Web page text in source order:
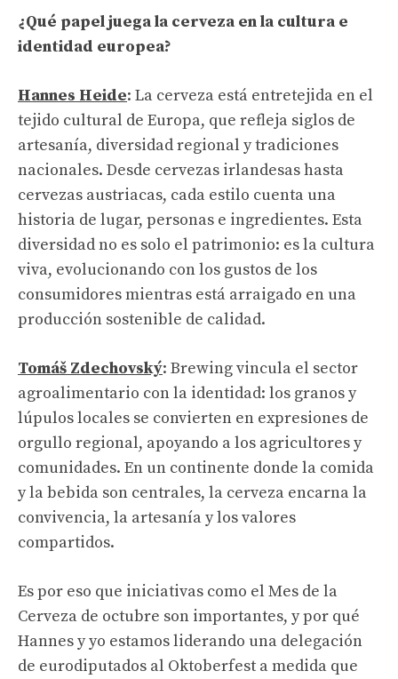
¿Qué papel juega la cerveza en la cultura e
identidad europea?
Hannes Heide: La cerveza está entretejida en el
tejido cultural de Europa, que refleja siglos de
artesanía, diversidad regional y tradiciones
nacionales. Desde cervezas irlandesas hasta
cervezas austriacas, cada estilo cuenta una
historia de lugar, personas e ingredientes. Esta
diversidad no es solo el patrimonio: es la cultura
viva, evolucionando con los gustos de los
consumidores mientras está arraigado en una
producción sostenible de calidad.
Tomáš Zdechovský: Brewing vincula el sector
agroalimentario con la identidad: los granos y
lúpulos locales se convierten en expresiones de
orgullo regional, apoyando a los agricultores y
comunidades. En un continente donde la comida
y la bebida son centrales, la cerveza encarna la
convivencia, la artesanía y los valores
compartidos.
Es por eso que iniciativas como el Mes de la
Cerveza de octubre son importantes, y por qué
Hannes y yo estamos liderando una delegación
de eurodiputados al Oktoberfest a medida que